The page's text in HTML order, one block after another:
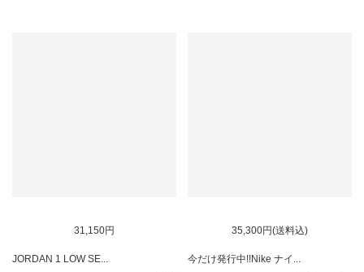
31,150円
JORDAN 1 LOW SE...
35,300円(送料込)
今だけ発行中!!Nike ナイ...